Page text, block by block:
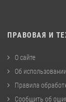
ПРАВОВАЯ И
О сайте
Об
Правила
Сообщить об